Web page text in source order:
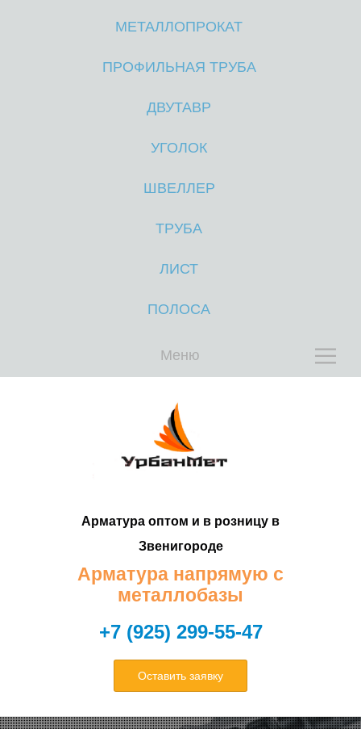
МЕТАЛЛОПРОКАТ
ПРОФИЛЬНАЯ ТРУБА
ДВУТАВР
УГОЛОК
ШВЕЛЛЕР
ТРУБА
ЛИСТ
ПОЛОСА
Меню
М
Е
Т
Арматура оптом и в розницу в
Звенигороде
Арматура напрямую с
металлобазы
+7 (925) 299-55-47
Оставить заявку
М
Е
Т